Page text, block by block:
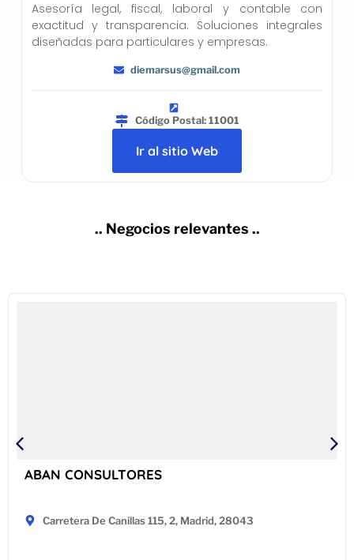
Asesoría legal, fiscal, laboral y contable con
exactitud y transparencia. Soluciones integrales
diseñadas para particulares y empresas.
diemarsus@gmail.com
Código Postal: 11001
Ir al sitio Web
.. Negocios relevantes ..
ABAN CONSULTORES
Carretera De Canillas 115, 2, Madrid, 28043